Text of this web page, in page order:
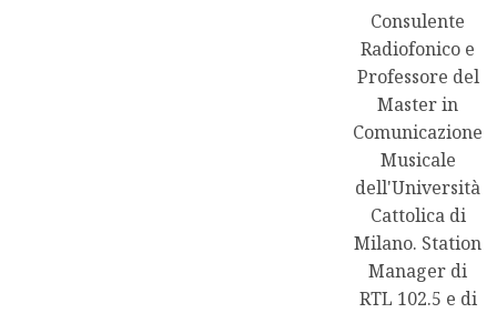
Consulente
Radiofonico e
Professore del
Master in
Comunicazione
Musicale
dell'Università
Cattolica di
Milano. Station
Manager di
RTL 102.5 e di